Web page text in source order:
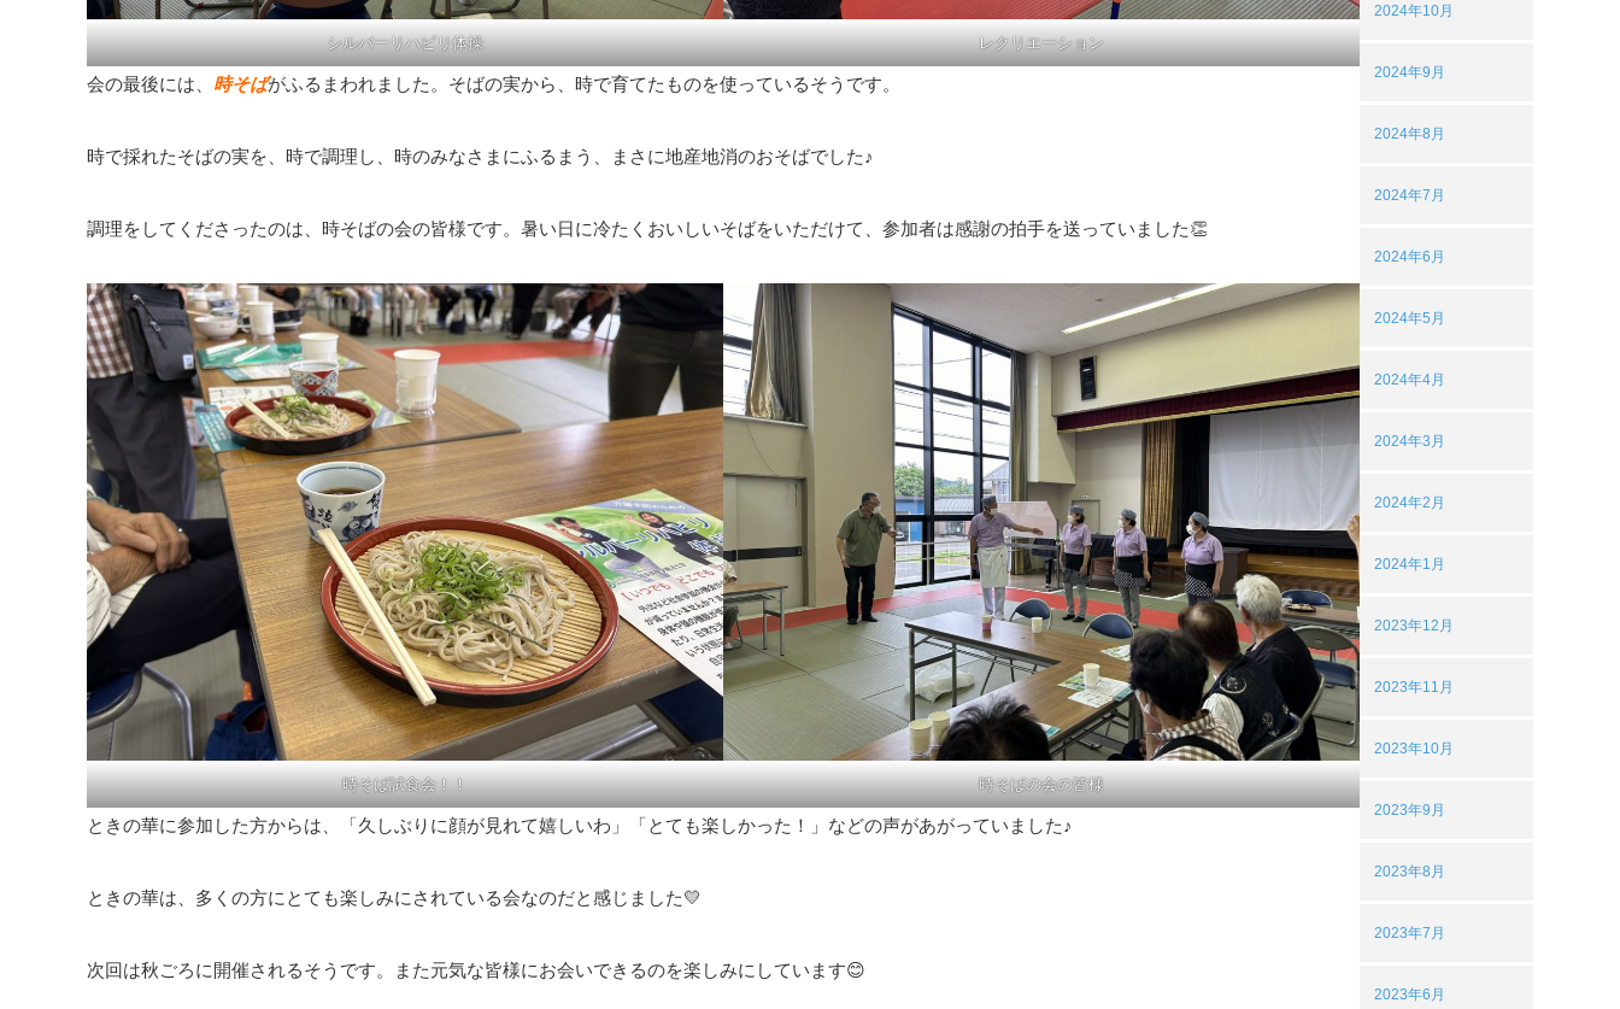
シルバーリハビリ体操 レクリエーション
会の最後には、 時そばがふるまわれました。そばの実から、時で育てたものを使っているそうです。
時で採れたそばの実を、時で調理し、時のみなさまにふるまう、まさに地産地消のおそばでした♪
調理をしてくださったのは、時そばの会の皆様です。暑い日に冷たくおいしいそばをいただけて、参加者は感謝の拍手を送っていました👏
時そば試食会！！ 時そばの会の皆様
ときの華に参加した方からは、「久しぶりに顔が見れて嬉しいわ」「とても楽しかった！」などの声があがっていました♪
ときの華は、多くの方にとても楽しみにされている会なのだと感じました💛
次回は秋ごろに開催されるそうです。また元気な皆様にお会いできるのを楽しみにしています😊
2024年10月
2024年9月
2024年8月
2024年7月
2024年6月
2024年5月
2024年4月
2024年3月
2024年2月
2024年1月
2023年12月
2023年11月
2023年10月
2023年9月
2023年8月
2023年7月
2023年6月